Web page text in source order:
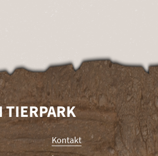
TIERPARK
Kontakt